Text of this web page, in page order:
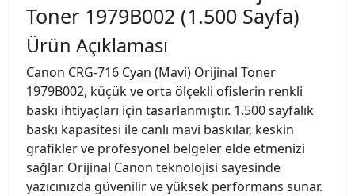
Toner 1979B002 (1.500 Sayfa)
Ürün Açıklaması
Canon CRG-716 Cyan (Mavi) Orijinal Toner
1979B002, küçük ve orta ölçekli ofislerin renkli
baskı ihtiyaçları için tasarlanmıştır. 1.500 sayfalık
baskı kapasitesi ile canlı mavi baskılar, keskin
grafikler ve profesyonel belgeler elde etmenizi
sağlar. Orijinal Canon teknolojisi sayesinde
yazıcınızda güvenilir ve yüksek performans sunar.